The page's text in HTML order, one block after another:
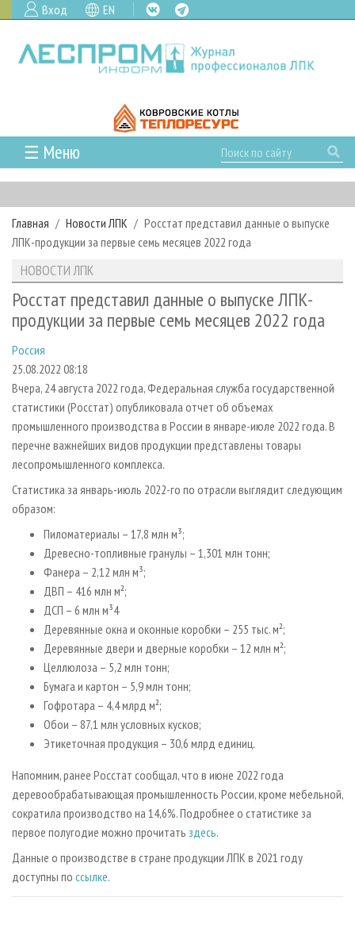
Вход EN
☰ Меню
ГЛАВНАЯ
РУБРИКИ И ТЕМЫ
РУБРИКИ ЖУРНАЛА
ЛЕСОЗАГОТОВКА
ЛЕСОПИЛЕНИЕ
СУШКА ДРЕВЕСИНЫ
ПРОИЗВОДСТВО ДРЕВЕСНЫХ ПЛИТ
ДЕРЕВЯННОЕ ДОМОСТРОЕНИЕ
ПРОИЗВОДСТВО МЕБЕЛИ
БИОЭНЕРГЕТИКА
ЦБП
ИНСТРУМЕНТ И МАТЕРИАЛЫ
НОВОСТИ
НОВОСТИ ЛПК
НОВОСТИ ЖУРНАЛА
ПРОЕКТЫ ЛПИ
АНАЛИТИКА
ПРЕДПРИЯТИЯ ЛПК
ПЕРСОНЫ
МОБИЛЬНЫЕ ВЫСТАВКИ
ОФИЦИАЛЬНЫЕ ДЕЛЕГАЦИИ
ПРИОРИТЕТНЫЕ ИНВЕСТПРОЕКТЫ
RUSSIAN FORESTRY REVIEW
ГАЗЕТА ЛЕСПРОМФОРУМ
БИБЛИОТЕКА СПЕЦИАЛИСТА
АРХИВ ЖУРНАЛОВ
О ЖУРНАЛЕ
КОНТАКТЫ
РЕКЛАМОДАТЕЛЯМ
РЕКЛАМА
РЕКЛАМА НА САЙТЕ
Главная Новости ЛПК
Росстат представил данные о выпуске
ЛПК-продукции за первые семь месяцев 2022 года
НОВОСТИ ЛПК
Росстат представил данные о выпуске ЛПК-
продукции за первые семь месяцев 2022 года
Россия
25.08.2022 08:18
Вчера, 24 августа 2022 года, Федеральная служба государственной
статистики (Росстат) опубликовала отчет об объемах
промышленного производства в России в январе-июле 2022 года. В
перечне важнейших видов продукции представлены товары
лесопромышленного комплекса.
Статистика за январь-июль 2022-го по отрасли выглядит следующим
образом:
Пиломатериалы – 17,8 млн м³;
Древесно-топливные гранулы – 1,301 млн тонн;
Фанера – 2,12 млн м³;
ДВП – 416 млн м²;
ДСП – 6 млн м³4
Деревянные окна и оконные коробки – 255 тыс. м²;
Деревянные двери и дверные коробки – 12 млн м²;
Целлюлоза – 5,2 млн тонн;
Бумага и картон – 5,9 млн тонн;
Гофротара – 4,4 млрд м²;
Обои – 87,1 млн условных кусков;
Этикеточная продукция – 30,6 млрд единиц.
Напомним, ранее Росстат сообщал, что в июне 2022 года
деревообрабатывающая промышленность России, кроме мебельной,
сократила производство на 14,6%. Подробнее о статистике за
первое полугодие можно прочитать здесь.
Данные о производстве в стране продукции ЛПК в 2021 году
доступны по ссылке.